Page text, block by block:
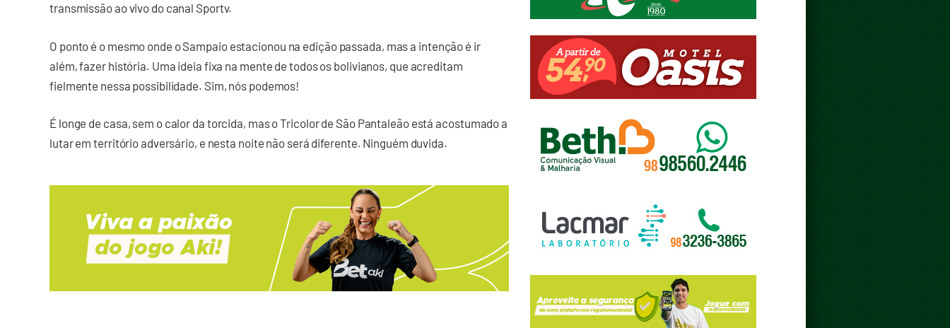
transmissão ao vivo do canal Sportv.
O ponto é o mesmo onde o Sampaio estacionou na edição passada, mas a intenção é ir
além, fazer história. Uma ideia fixa na mente de todos os bolivianos, que acreditam
fielmente nessa possibilidade. Sim, nós podemos!
É longe de casa, sem o calor da torcida, mas o Tricolor de São Pantaleão está acostumado a
lutar em território adversário, e nesta noite não será diferente. Ninguém duvida.